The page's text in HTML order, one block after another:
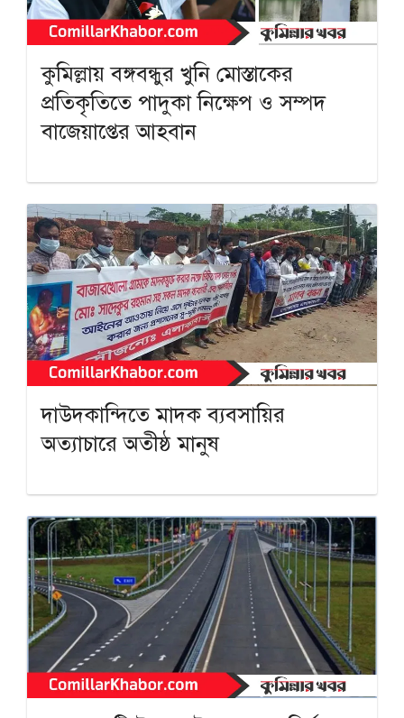
কুমিল্লায় বঙ্গবন্ধুর খুনি মোস্তাকের
প্রতিকৃতিতে পাদুকা নিক্ষেপ ও সম্পদ
বাজেয়াপ্তের আহবান
দাউদকান্দিতে মাদক ব্যবসায়ির
অত্যাচারে অতীষ্ঠ মানুষ